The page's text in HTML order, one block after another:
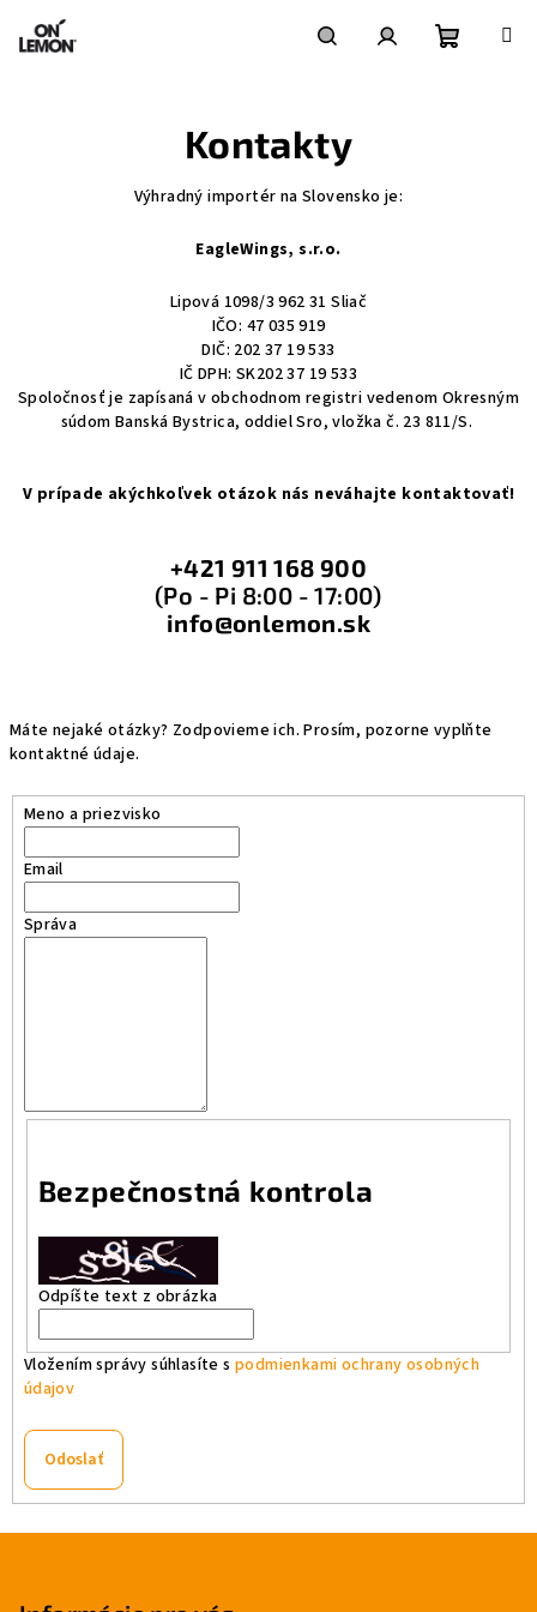
obsah
Kontakty
Výhradný importér na Slovensko je:
EagleWings, s.r.o.
Lipová 1098/3 962 31 Sliač
IČO: 47 035 919
DIČ: 202 37 19 533
IČ DPH: SK202 37 19 533
Spoločnosť je zapísaná v obchodnom registri vedenom Okresným
súdom Banská Bystrica, oddiel Sro, vložka č. 23 811/S.
V prípade akýchkoľvek otázok nás neváhajte kontaktovať!
+421 911 168 900
(Po - Pi 8:00 - 17:00)
info@onlemon.sk
Máte nejaké otázky? Zodpovieme ich. Prosím, pozorne vyplňte
kontaktné údaje.
Meno a priezvisko
Email
Správa
Bezpečnostná kontrola
Odpíšte text z obrázka
Vložením správy súhlasíte s podmienkami ochrany osobných
údajov
Odoslať